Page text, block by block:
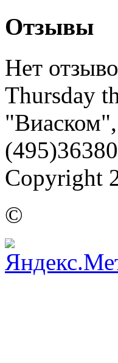
Отзывы
Нет
Thursday
"Виаском",
Copyright
©